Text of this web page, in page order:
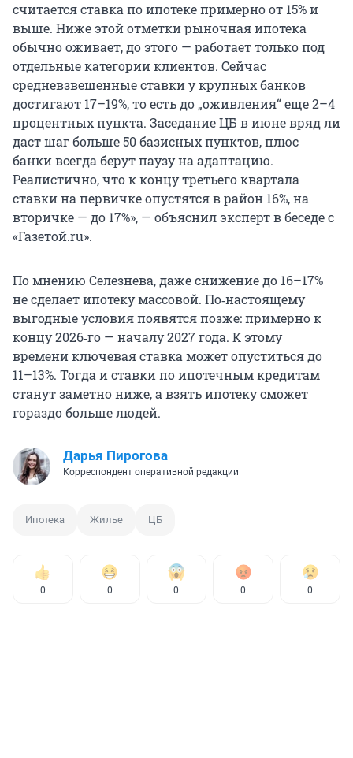
считается ставка по ипотеке примерно от 15% и
выше. Ниже этой отметки рыночная ипотека
обычно оживает, до этого — работает только под
отдельные категории клиентов. Сейчас
средневзвешенные ставки у крупных банков
достигают 17–19%, то есть до „оживления“ еще 2–4
процентных пункта. Заседание ЦБ в июне вряд ли
даст шаг больше 50 базисных пунктов, плюс
банки всегда берут паузу на адаптацию.
Реалистично, что к концу третьего квартала
ставки на первичке опустятся в район 16%, на
вторичке — до 17%», — объяснил эксперт в беседе с
«Газетой.ru».
По мнению Селезнева, даже снижение до 16–17%
не сделает ипотеку массовой. По‑настоящему
выгодные условия появятся позже: примерно к
концу 2026‑го — началу 2027 года. К этому
времени ключевая ставка может опуститься до
11–13%. Тогда и ставки по ипотечным кредитам
станут заметно ниже, а взять ипотеку сможет
гораздо больше людей.
Дарья Пирогова
Корреспондент оперативной редакции
Ипотека Жилье ЦБ
0 0 0 0 0